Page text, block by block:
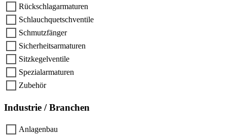
Rückschlagarmaturen
Schlauchquetschventile
Schmutzfänger
Sicherheitsarmaturen
Sitzkegelventile
Spezialarmaturen
Zubehör
Industrie / Branchen
Anlagenbau